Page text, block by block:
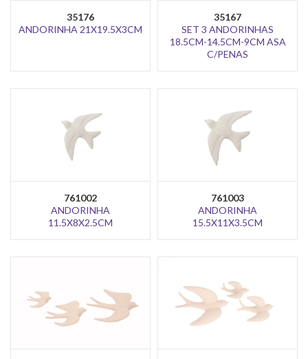
35176
ANDORINHA 21X19.5X3CM
35167
SET 3 ANDORINHAS
18.5CM-14.5CM-9CM ASA
C/PENAS
761002
ANDORINHA
11.5X8X2.5CM
761003
ANDORINHA
15.5X11X3.5CM